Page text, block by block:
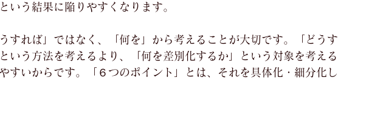
いう結果に陥りやすくなります。
すれば」ではなく、「何を」から考えることが大切です。「どうす
いう方法を考えるより、「何を差別化するか」という対象を考える
すいからです。「６つのポイント」とは、それを具体化・細分化し